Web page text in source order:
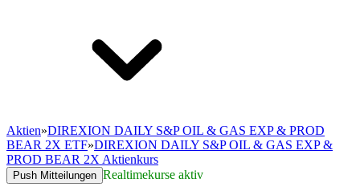
Aktien»DIREXION DAILY S&P OIL & GAS EXP & PROD
BEAR 2X ETF»DIREXION DAILY S&P OIL & GAS EXP &
PROD BEAR 2X Aktienkurs
Push Mitteilungen Realtimekurse aktiv